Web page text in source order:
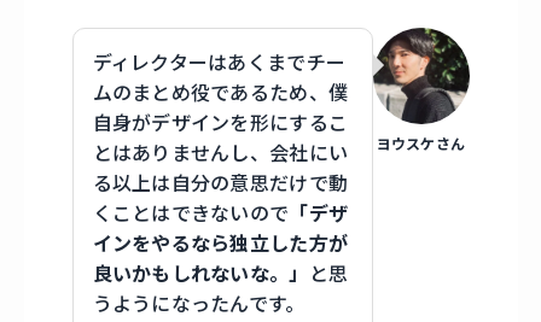
ヨウスケさん
ディレクターはあくまでチー
ムのまとめ役であるため、僕
自身がデザインを形にするこ
とはありませんし、会社にい
る以上は自分の意思だけで動
くことはできないので 「デザ
インをやるなら独立した方が
良いかもしれないな。」
と思
うようになったんです。